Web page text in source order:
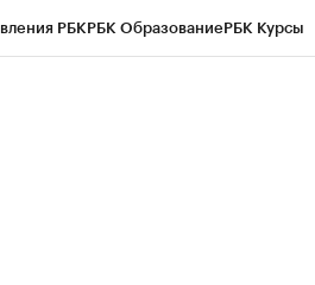
РБКРБК ОбразованиеРБК Курсы